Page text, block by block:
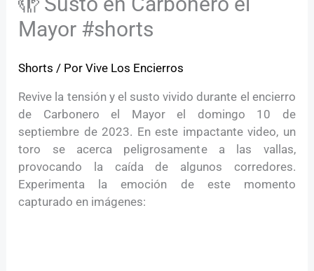
Mayor #shorts
Shorts / PorVive Los Encierros
Revive la tensión y el susto vivido durante el encierro
de Carbonero el Mayor el domingo 10 de
septiembre de 2023. En este impactante video, un
toro se acerca peligrosamente a las vallas,
provocando la caída de algunos corredores.
Experimenta la emoción de este momento
capturado en imágenes: